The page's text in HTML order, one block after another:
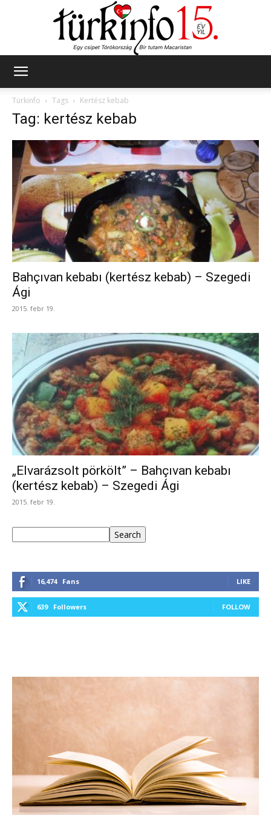
Türkinfo
Tags Kertész kebab
Tag: kertész kebab
Bahçıvan kebabı (kertész kebab) – Szegedi
Ági
2015. febr 19.
„Elvarázsolt pörkölt” – Bahçıvan kebabı
(kertész kebab) – Szegedi Ági
2015. febr 19.
Search
16,474 Fans LIKE
639 Followers FOLLOW